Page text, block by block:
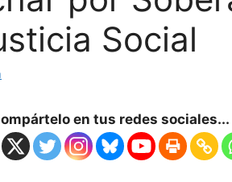
Social
en tus redes sociales...